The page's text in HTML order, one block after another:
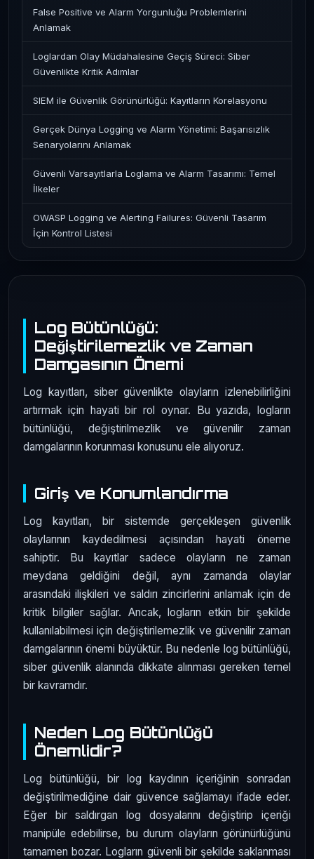
Log Bütünlüğü:
Değiştirilemezlik ve Zaman
Damgasının Önemi
Log kayıtları, siber güvenlikte olayların izlenebilirliğini
artırmak için hayati bir rol oynar. Bu yazıda, logların
bütünlüğü, değiştirilmezlik ve güvenilir zaman
damgalarının korunması konusunu ele alıyoruz.
Giriş ve Konumlandırma
Log kayıtları, bir sistemde gerçekleşen güvenlik
olaylarının kaydedilmesi açısından hayati öneme
sahiptir. Bu kayıtlar sadece olayların ne zaman
meydana geldiğini değil, aynı zamanda olaylar
arasındaki ilişkileri ve saldırı zincirlerini anlamak için de
kritik bilgiler sağlar. Ancak, logların etkin bir şekilde
kullanılabilmesi için değiştirilemezlik ve güvenilir zaman
damgalarının önemi büyüktür. Bu nedenle log bütünlüğü,
siber güvenlik alanında dikkate alınması gereken temel
bir kavramdır.
Neden Log Bütünlüğü
Önemlidir?
Log bütünlüğü, bir log kaydının içeriğinin sonradan
değiştirilmediğine dair güvence sağlamayı ifade eder.
Eğer bir saldırgan log dosyalarını değiştirip içeriği
manipüle edebilirse, bu durum olayların görünürlüğünü
tamamen bozar. Logların güvenli bir şekilde saklanması
False Positive ve Alarm Yorgunluğu Problemlerini
Anlamak
Loglardan Olay Müdahalesine Geçiş Süreci: Siber
Güvenlikte Kritik Adımlar
SIEM ile Güvenlik Görünürlüğü: Kayıtların Korelasyonu
Gerçek Dünya Logging ve Alarm Yönetimi: Başarısızlık
Senaryolarını Anlamak
Güvenli Varsayıtlarla Loglama ve Alarm Tasarımı: Temel
İlkeler
OWASP Logging ve Alerting Failures: Güvenli Tasarım
İçin Kontrol Listesi